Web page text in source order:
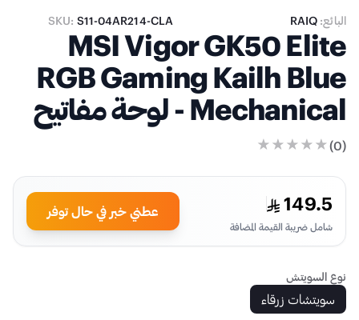
البائع: RAIQ
SKU: S11-04AR214-CLA
MSI Vigor GK50 Elite
RGB Gaming Kailh Blue
Mechanical - لوحة مفاتيح
(
0
)
149.5
شامل ضريبة القيمة المضافة
عطني خبر في حال توفر
نوع السويتش
سويتشات زرقاء